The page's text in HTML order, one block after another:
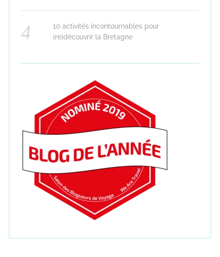
10 activités incontournables pour
(re)découvrir la Bretagne